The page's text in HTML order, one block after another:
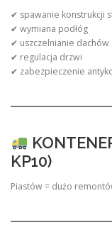
✔ spawanie konstrukcji
✔ wymiana podłóg
✔ uszczelnianie dachów
✔ regulacja drzwi
✔ zabezpieczenie
KP10)
Piastów = dużo